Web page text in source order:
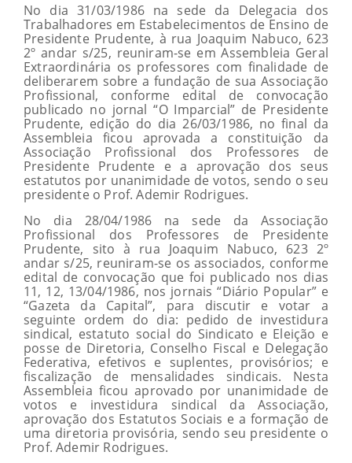
No dia 31/03/1986 na sede da Delegacia dos
Trabalhadores em Estabelecimentos de Ensino de
Presidente Prudente, à rua Joaquim Nabuco, 623
2º andar s/25, reuniram-se em Assembleia Geral
Extraordinária os professores com finalidade de
deliberarem sobre a fundação de sua Associação
Profissional, conforme edital de convocação
publicado no jornal “O Imparcial” de Presidente
Prudente, edição do dia 26/03/1986, no final da
Assembleia ficou aprovada a constituição da
Associação Profissional dos Professores de
Presidente Prudente e a aprovação dos seus
estatutos por unanimidade de votos, sendo o seu
presidente o Prof. Ademir Rodrigues.
No dia 28/04/1986 na sede da Associação
Profissional dos Professores de Presidente
Prudente, sito à rua Joaquim Nabuco, 623 2º
andar s/25, reuniram-se os associados, conforme
edital de convocação que foi publicado nos dias
11, 12, 13/04/1986, nos jornais “Diário Popular” e
“Gazeta da Capital”, para discutir e votar a
seguinte ordem do dia: pedido de investidura
sindical, estatuto social do Sindicato e Eleição e
posse de Diretoria, Conselho Fiscal e Delegação
Federativa, efetivos e suplentes, provisórios; e
fiscalização de mensalidades sindicais. Nesta
Assembleia ficou aprovado por unanimidade de
votos e investidura sindical da Associação,
aprovação dos Estatutos Sociais e a formação de
uma diretoria provisória, sendo seu presidente o
Prof. Ademir Rodrigues.